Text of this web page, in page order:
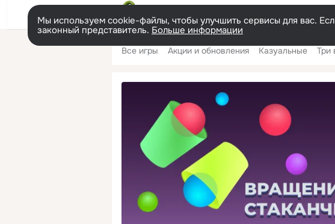
Мы используем cookie-файлы, чтобы улучшить сервисы для вас.
законный представитель. Больше информации
Все игры Акции и обновления Казуальные Три